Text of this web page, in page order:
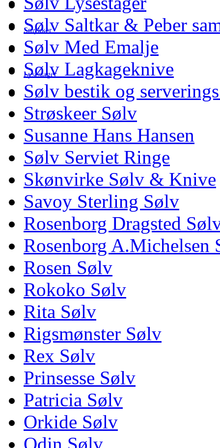
Smykker
Lysestager
Sølv Saltkar & Peber
Sølv Med Emalje
Sølv Lagkageknive
Sølv bestik og
Strøskeer Sølv
Susanne Hans Hansen
Sølv Serviet Ringe
Skønvirke Sølv & Knive
Savoy Sterling Sølv
Rosenborg Dragsted
Rosenborg A.Michelsen
Rosen Sølv
Rokoko Sølv
Rita Sølv
Rigsmønster Sølv
Rex Sølv
Prinsesse Sølv
Patricia Sølv
Orkide Sølv
Odin Sølv